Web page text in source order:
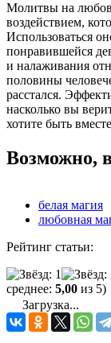
Молитвы на
воздействием,
Использоваться
понравившейся
и налаживания
половины
расстался.
насколько вы
хотите быть
Возможно,
белая магия
любовная
Рейтинг статьи:
среднее: 5,00 из 5)
Загрузка...